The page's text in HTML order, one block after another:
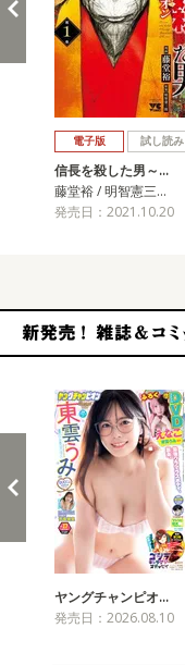
電子版 試し読み
信長を殺した男～…
藤堂裕 / 明智憲三…
発売日：2021.10.20
ヤングチャンピオ…
発売日：2026.08.10